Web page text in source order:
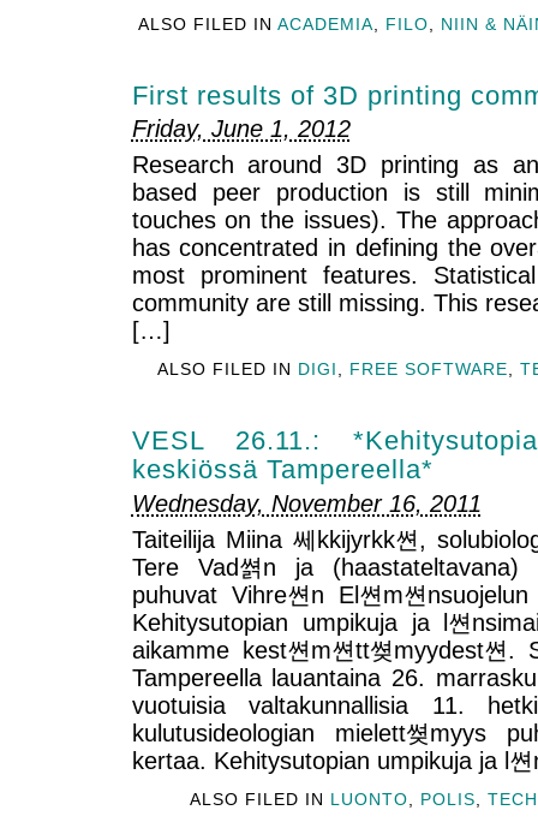
ALSO FILED INACADEMIA FILO NIIN &
First results of 3D printing
Friday, June 1, 2012
Research around 3D printing as
based peer production is still
touches on the issues). The
has concentrated in defining the
most prominent features.
community are still missing. This
[…]
ALSO FILED IN DIGI, FREE SOFTWARE,
VESL 26.11.:
keskiössä Tampereella*
Wednesday, November 16, 2011
Taiteilija Miina 쎄kkijyrkk쎤,
Tere Vad쎩n ja (haastateltavana)
puhuvat Vihre쎤n El쎤m쎤
Kehitysutopian umpikuja ja l쎤
aikamme kest쎤m쎤tt쎶myydest쎤.
Tampereella lauantaina 26.
vuotuisia valtakunnallisia 11.
kulutusideologian mielett쎶myys
kertaa. Kehitysutopian umpikuja ja l
ALSO FILED IN LUONTO POLIS ,